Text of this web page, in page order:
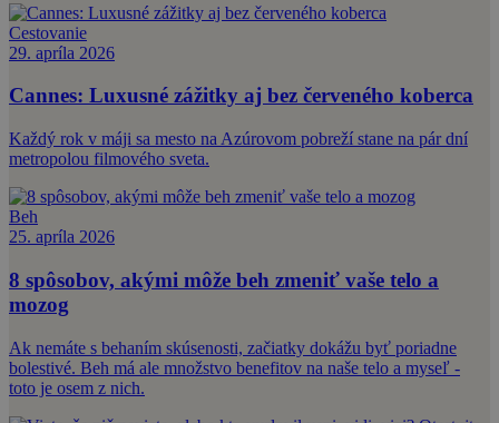
Cestovanie
29. apríla 2026
Cannes: Luxusné zážitky aj bez červeného koberca
Každý rok v máji sa mesto na Azúrovom pobreží stane na pár dní
metropolou filmového sveta.
Beh
25. apríla 2026
8 spôsobov, akými môže beh zmeniť vaše telo a
mozog
Ak nemáte s behaním skúsenosti, začiatky dokážu byť poriadne
bolestivé. Beh má ale množstvo benefitov na naše telo a myseľ -
toto je osem z nich.